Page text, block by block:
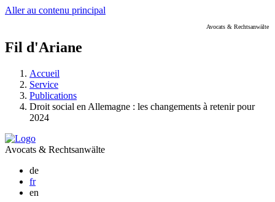
Aller au contenu principal
Avocats & Rechtsanwälte
Fil d'Ariane
Accueil
Service
Publications
Droit social en Allemagne : les changements à retenir pour
2024
Avocats & Rechtsanwälte
de
fr
en